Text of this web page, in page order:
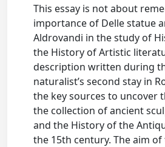
This essay is not about
importance of Delle statue
Aldrovandi in the study of
the History of Artistic
description written during
naturalist’s second stay in
the key sources to uncover
the collection of ancient
and the History of the
the 15th century. The aim